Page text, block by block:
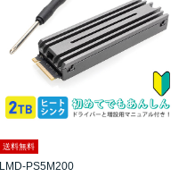
送料無料
LMD-PS5M200